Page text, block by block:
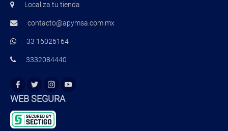
Localiza tu tienda
contacto@apymsa.com.mx
33 16026164
3332084440
WEB SEGURA